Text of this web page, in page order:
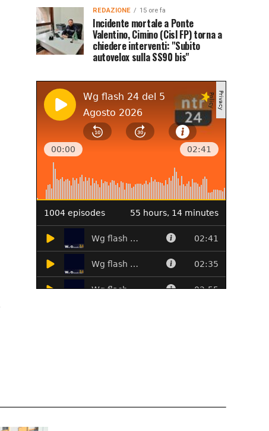
REDAZIONE 15 ore fa
Incidente mortale a Ponte
Valentino, Cimino (Cisl FP) torna a
chiedere interventi: "Subito
autovelox sulla SS90 bis"